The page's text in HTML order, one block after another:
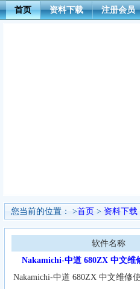
首页 资料下载 注册会员
您当前的位置： >首页 > 资料下载
软件名称
Nakamichi-中道 680ZX 中文维
Nakamichi-中道 680ZX 中文维修